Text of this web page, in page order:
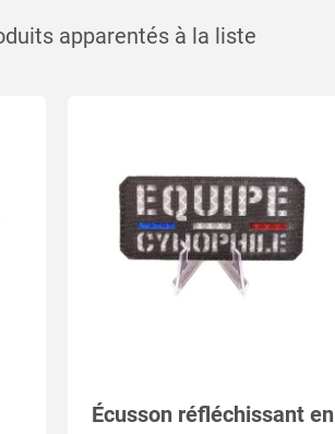
apparentés à la liste
Écusson réfléchissant en